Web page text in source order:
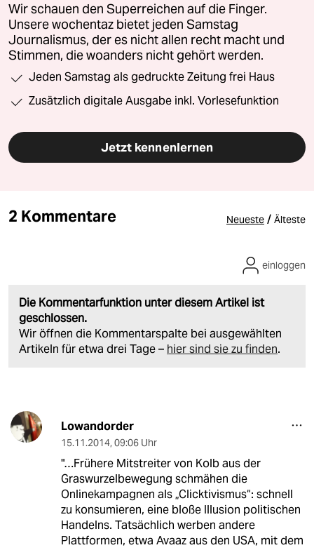
Wir schauen den Superreichen auf die Finger.
Unsere wochentaz bietet jeden Samstag
Journalismus, der es nicht allen recht macht und
Stimmen, die woanders nicht gehört werden.
Jeden Samstag als gedruckte Zeitung frei Haus
Zusätzlich digitale Ausgabe inkl. Vorlesefunktion
Jetzt kennenlernen
2 Kommentare Neueste / Älteste
Die Kommentarfunktion unter diesem Artikel ist
geschlossen.
Wir öffnen die Kommentarspalte bei ausgewählten
Artikeln für etwa drei Tage – hier sind sie zu finden.
einloggen
Lowandorder
15.11.2014, 09:06 Uhr
"…Frühere Mitstreiter von Kolb aus der
Graswurzelbewegung schmähen die
Onlinekampagnen als „Clicktivismus“: schnell
zu konsumieren, eine bloße Illusion politischen
Handelns. Tatsächlich werben andere
Plattformen, etwa Avaaz aus den USA, mit dem